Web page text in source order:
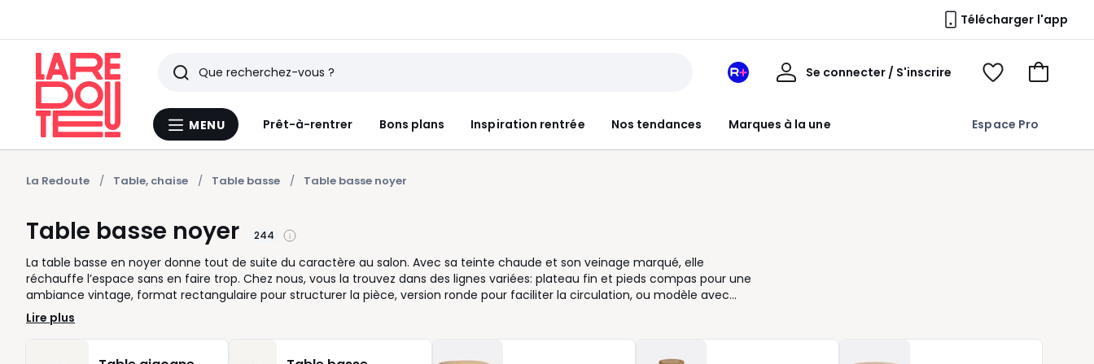
Télécharger l'app
Menu
MENU Prêt-à-rentrer Bons plans Inspiration rentrée Nos tendances Marques à la une Espace Pro
Rechercher
Derniers
articles
vus
Mon
Redoute
Se connecter / S'inscrire
Mon
Voir
Voir
La Redoute Table, chaise Table basse Table basse noyer
Table basse noyer 244
La table basse en noyer donne tout de suite du caractère au salon. Avec sa teinte chaude et son veinage marqué, elle
réchauffe l’espace sans en faire trop. Chez nous, vous la trouvez dans des lignes variées: plateau fin et pieds compas pour une
ambiance vintage, format rectangulaire pour structurer la pièce, version ronde pour faciliter la circulation, ou modèle avec
tiroirs et niches pour garder télécommandes, magazines et petits objets à portée de main. Pour bien la choisir, pensez à l’usage
au quotidien. Dans un salon familial, une grande table basse accueille facilement apéritifs, jeux et plateaux-repas. Dans une
pièce plus compacte, un modèle rond ou gigogne libère le passage. Côté proportions, gardez une hauteur proche de l’assise du
canapé pour un ensemble pratique et agréable. Le noyer se marie facilement avec un canapé en tissu clair, un tapis texturé, du
Lire plus